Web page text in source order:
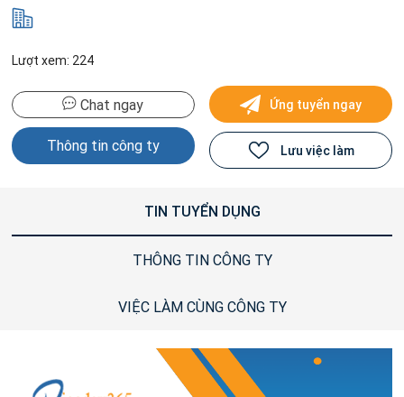
Lượt xem: 224
Chat ngay
Thông tin công ty
Ứng tuyển ngay
Lưu việc làm
TIN TUYỂN DỤNG
THÔNG TIN CÔNG TY
VIỆC LÀM CÙNG CÔNG TY